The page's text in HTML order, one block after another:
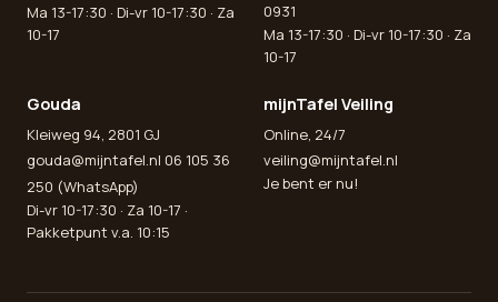
Ma 13-17:30 · Di-vr 10-17:30 · Za
10-17
0931
Ma 13-17:30 · Di-vr 10-17:30 · Za
10-17
Gouda
Kleiweg 94, 2801 GJ
gouda@mijntafel.nl 06 105 36
250 (WhatsApp)
Di-vr 10-17:30 · Za 10-17 ·
Pakketpunt v.a. 10:15
mijnTafel Veiling
Online, 24/7
veiling@mijntafel.nl
Je bent er nu!